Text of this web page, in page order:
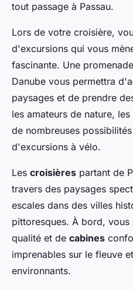
tout passage à Passau.
Lors de votre croisière,
d'excursions qui vous
fascinante. Une
Danube vous permettra
paysages et de prendre
les amateurs de nature,
de nombreuses
d'excursions à vélo.
Les croisières partant de
travers des paysages
escales dans des villes
pittoresques. À bord,
qualité et de cabines
imprenables sur le fleuve
environnants.